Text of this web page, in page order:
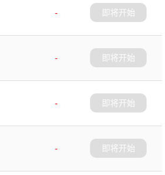
-
即将开始
-
即将开始
-
即将开始
-
即将开始